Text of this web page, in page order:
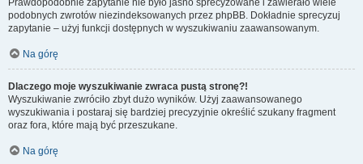
Prawdopodobnie zapytanie nie było jasno sprecyzowane i zawierało wiele
podobnych zwrotów niezindeksowanych przez phpBB. Dokładnie sprecyzuj
zapytanie – użyj funkcji dostępnych w wyszukiwaniu zaawansowanym.
Na górę
Dlaczego moje wyszukiwanie zwraca pustą stronę?!
Wyszukiwanie zwróciło zbyt dużo wyników. Użyj zaawansowanego
wyszukiwania i postaraj się bardziej precyzyjnie określić szukany fragment
oraz fora, które mają być przeszukane.
Na górę